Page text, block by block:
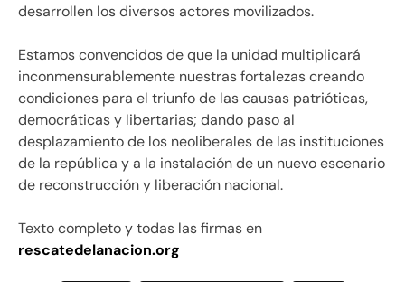
desarrollen los diversos actores movilizados.
Estamos convencidos de que la unidad multiplicará
inconmensurablemente nuestras fortalezas creando
condiciones para el triunfo de las causas patrióticas,
democráticas y libertarias; dando paso al
desplazamiento de los neoliberales de las instituciones
de la república y a la instalación de un nuevo escenario
de reconstrucción y liberación nacional.
Texto completo y todas las firmas en
rescatedelanacion.org